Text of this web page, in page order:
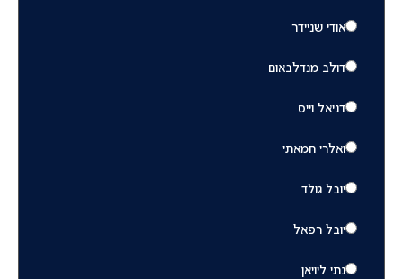
אודי שניידר
דולב מנדלבאום
דניאל וייס
ואלרי חמאתי
יובל גולד
יובל רפאל
נתי ליויאן